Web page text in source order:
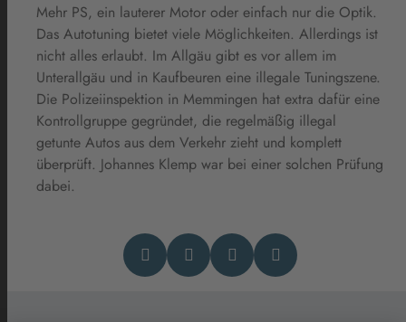
Mehr PS, ein lauterer Motor oder einfach nur die Optik.
Das Autotuning bietet viele Möglichkeiten. Allerdings ist
nicht alles erlaubt. Im Allgäu gibt es vor allem im
Unterallgäu und in Kaufbeuren eine illegale Tuningszene.
Die Polizeiinspektion in Memmingen hat extra dafür eine
Kontrollgruppe gegründet, die regelmäßig illegal
getunte Autos aus dem Verkehr zieht und komplett
überprüft. Johannes Klemp war bei einer solchen Prüfung
dabei.